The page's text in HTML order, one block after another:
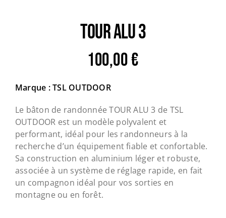
TOUR ALU 3
100,00€
Marque : TSL OUTDOOR
Le bâton de randonnée TOUR ALU 3 de TSL
OUTDOOR est un modèle polyvalent et
performant, idéal pour les randonneurs à la
recherche d’un équipement fiable et confortable.
Sa construction en aluminium léger et robuste,
associée à un système de réglage rapide, en fait
un compagnon idéal pour vos sorties en
montagne ou en forêt.